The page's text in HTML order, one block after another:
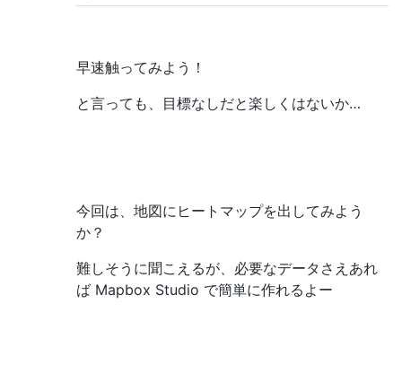
早速触ってみよう！
と言っても、目標なしだと楽しくはないか…
今回は、地図にヒートマップを出してみよう
か？
難しそうに聞こえるが、必要なデータさえあれ
ば Mapbox Studio で簡単に作れるよー